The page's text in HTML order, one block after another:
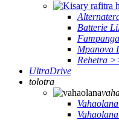
Batterie
Mpanova
Rehetra
UltraDrive
tolotra